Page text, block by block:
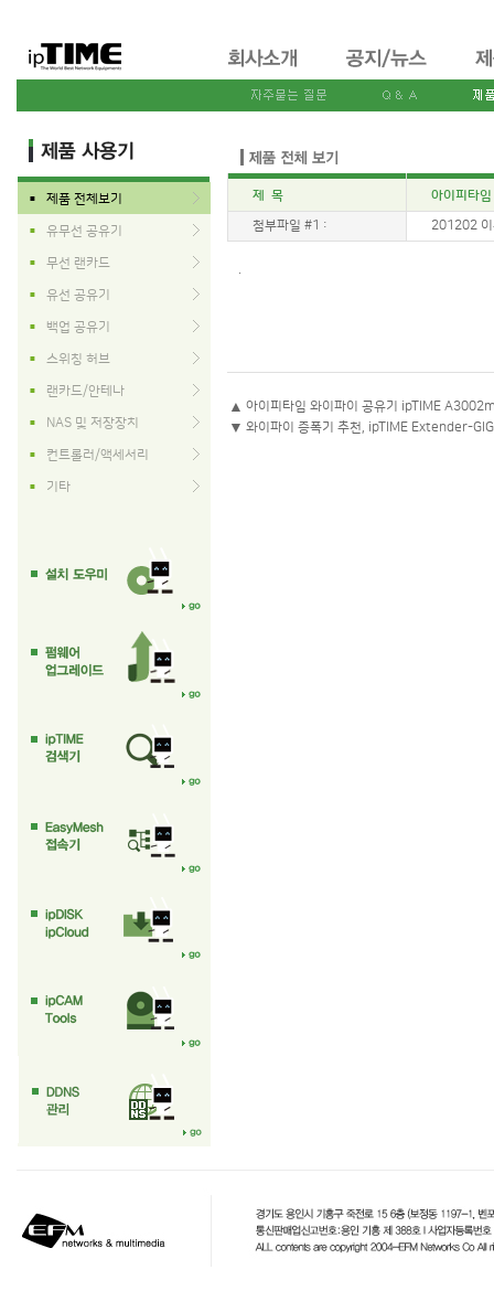
■ 제품 전체보기
■ 유무선 공유기
■ 무선 랜카드
■ 유선 공유기
■ 백업 공유기
■ 스위칭 허브
■ 랜카드/안테나
■ NAS 및 저장장치
■ 컨트롤러/액세서리
■ 기타
제 목 아이피타
첨부파일 #1 : 201202
.
▲ 아이피타임 와이파이 공유기 ipTIME
▼ 와이파이 증폭기 추천, ipTIME Extender-